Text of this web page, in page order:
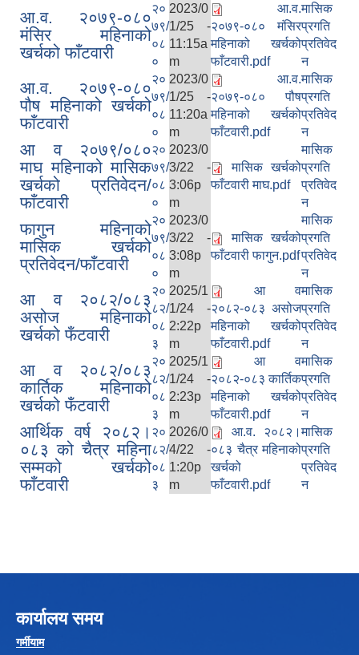
विधायन समिति निर्णयहरु
न्यायिक समिति निर्णयहरु
सुशासन तथा अन्तर सम्वन्ध समिति निर्णयहरु
पूर्वाधार विकास समिति निर्णय
सामाजिक विकास समिति निर्णयहरु
आ.व. २०७९-०८०
मंसिर महिनाको
खर्चको फाँटवारी
२०
७९/
०८
०
2023/0
1/25 -
11:15a
m
आ.व.
२०७९-०८० मंसिर
महिनाको खर्चको
फाँटवारी.pdf
मासिक
प्रगति
प्रतिवेद
न
आ.व. २०७९-०८०
पौष महिनाको खर्चको
फाँटवारी
२०
७९/
०८
०
2023/0
1/25 -
11:20a
m
आ.व.
२०७९-०८० पौष
महिनाको खर्चको
फाँटवारी.pdf
मासिक
प्रगति
प्रतिवेद
न
आ व २०७९/०८०
माघ महिनाको मासिक
खर्चको प्रतिवेदन/
फाँटवारी
२०
७९/
०८
०
2023/0
3/22 -
3:06p
m
मासिक खर्चको
फाँटवारी माघ.pdf
मासिक
प्रगति
प्रतिवेद
न
फागुन महिनाको
मासिक खर्चको
प्रतिवेदन/फाँटवारी
२०
७९/
०८
०
2023/0
3/22 -
3:08p
m
मासिक खर्चको
फाँटवारी फागुन.pdf
मासिक
प्रगति
प्रतिवेद
न
आ व २०८२/०८३
असोज महिनाको
खर्चको फँटवारी
२०
८२/
०८
३
2025/1
1/24 -
2:22p
m
आ व
२०८२-०८३ असोज
महिनाको खर्चको
फाँटवारी.pdf
मासिक
प्रगति
प्रतिवेद
न
आ व २०८२/०८३
कार्तिक महिनाको
खर्चको फँटवारी
२०
८२/
०८
३
2025/1
1/24 -
2:23p
m
आ व
२०८२-०८३ कार्तिक
महिनाको खर्चको
फाँटवारी.pdf
मासिक
प्रगति
प्रतिवेद
न
आर्थिक वर्ष २०८२।
०८३ को चैत्र महिना
सम्मको खर्चको
फाँटवारी
२०
८२/
०८
३
2026/0
4/22 -
1:20p
m
आ.व. २०८२।
०८३ चैत्र महिनाको
खर्चको
फाँटवारी.pdf
मासिक
प्रगति
प्रतिवेद
न
कार्यालय समय
गर्मीयाम